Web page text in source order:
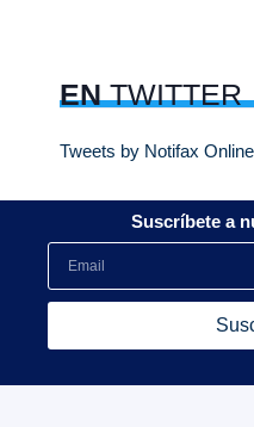
ENTWITTER
Tweets by Notifax Online
Suscríbete a